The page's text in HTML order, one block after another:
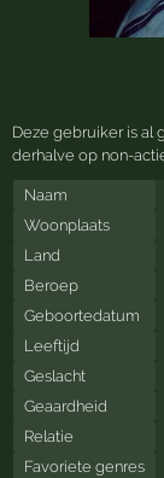
Deze gebruiker is al
derhalve op non-
Naam
Woonplaats
Land
Beroep
Geboortedatum
Leeftijd
Geslacht
Geaardheid
Relatie
Favoriete genres